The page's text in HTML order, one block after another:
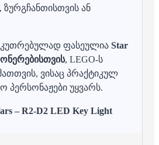
ზურგჩანთისთვის ან
ფასეულია Star
, LEGO-ს
ვისაც პრაქტიკულ
პერსონაჟები უყვარს.
– R2-D2 LED Key Light